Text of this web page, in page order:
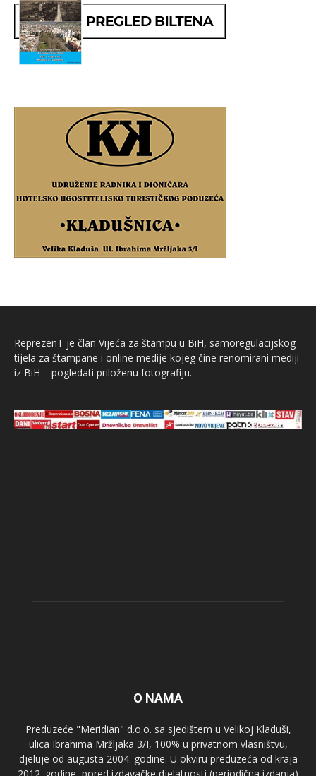
ReprezenT je član Vijeća za štampu u BiH, samoregulacijskog
tijela za štampane i online medije kojeg čine renomirani mediji
iz BiH – pogledati priloženu fotografiju.
O NAMA
Preduzeće "Meridian" d.o.o. sa sjedištem u Velikoj Kladuši,
ulica Ibrahima Mržljaka 3/I, 100% u privatnom vlasništvu,
djeluje od augusta 2004. godine. U okviru preduzeća od kraja